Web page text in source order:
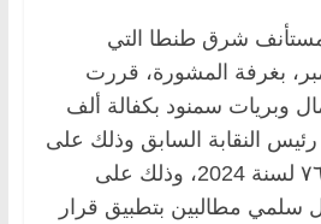
شرق طنطا التي
الأحد 1 سبتمبر، بغرفة المشورة، قررت
7 من عمال وبريات سمنود بكفالة ألف
رئيس النقابة السابق وذلك على
ذمة القضية رقم ٧٦٤٨ لسنة 2024، وذلك على
سلمي مطالبين بتطبيق قرار